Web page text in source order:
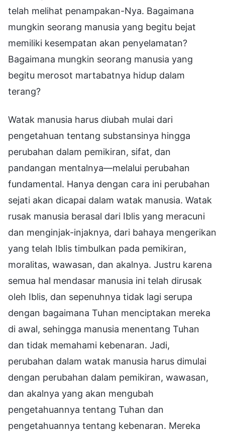
telah melihat penampakan-Nya. Bagaimana
mungkin seorang manusia yang begitu bejat
memiliki kesempatan akan penyelamatan?
Bagaimana mungkin seorang manusia yang
begitu merosot martabatnya hidup dalam
terang?
Watak manusia harus diubah mulai dari
pengetahuan tentang substansinya hingga
perubahan dalam pemikiran, sifat, dan
pandangan mentalnya—melalui perubahan
fundamental. Hanya dengan cara ini perubahan
sejati akan dicapai dalam watak manusia. Watak
rusak manusia berasal dari Iblis yang meracuni
dan menginjak-injaknya, dari bahaya mengerikan
yang telah Iblis timbulkan pada pemikiran,
moralitas, wawasan, dan akalnya. Justru karena
semua hal mendasar manusia ini telah dirusak
oleh Iblis, dan sepenuhnya tidak lagi serupa
dengan bagaimana Tuhan menciptakan mereka
di awal, sehingga manusia menentang Tuhan
dan tidak memahami kebenaran. Jadi,
perubahan dalam watak manusia harus dimulai
dengan perubahan dalam pemikiran, wawasan,
dan akalnya yang akan mengubah
pengetahuannya tentang Tuhan dan
pengetahuannya tentang kebenaran. Mereka